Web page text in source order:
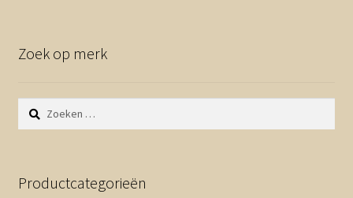
Zoek op merk
Zoeken
naar:
Productcategorieën